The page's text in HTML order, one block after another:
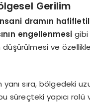
Gerilim
dramın
engellenmesi gibi
ve
sıra, bölgedeki
süreçteki yapıcı